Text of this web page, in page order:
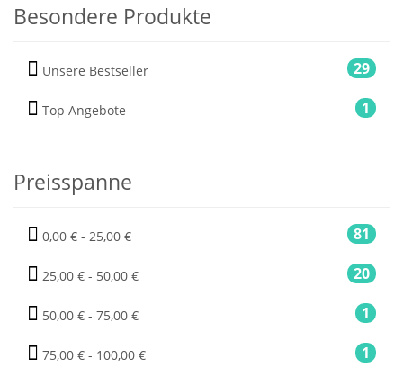
Besondere Produkte
29
Unsere Bestseller
1
Top Angebote
Preisspanne
81
0,00 € - 25,00 €
20
25,00 € - 50,00 €
1
50,00 € - 75,00 €
1
75,00 € - 100,00 €